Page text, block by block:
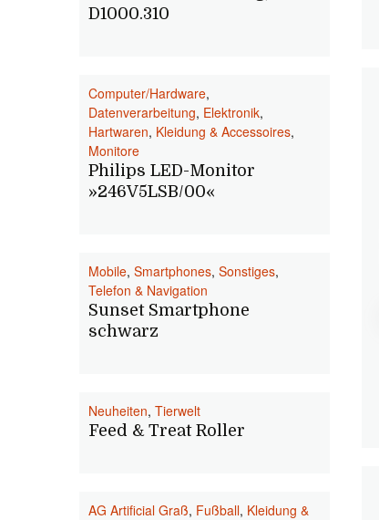
D1000.310
Computer/Hardware,
Datenverarbeitung, Elektronik,
Hartwaren, Kleidung & Accessoires,
Monitore
Philips LED-Monitor
»246V5LSB/00«
Mobile, Smartphones, Sonstiges,
Telefon & Navigation
Sunset Smartphone
schwarz
Neuheiten, Tierwelt
Feed & Treat Roller
AG Artificial Graß, Fußball, Kleidung &